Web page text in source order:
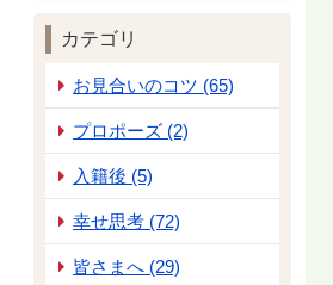
カテゴリ
お見合いのコツ (65)
プロポーズ (2)
入籍後 (5)
幸せ思考 (72)
皆さまへ (29)